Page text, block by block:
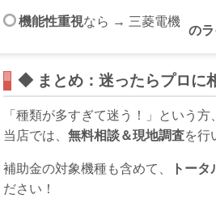
機能性重視なら → 三菱電機
の
◆ まとめ：迷ったらプロに
「種類が多すぎて迷う！」という方
当店では、 無料相談＆現地調査を行
補助金の対象機種も含めて、 トー
ださい！